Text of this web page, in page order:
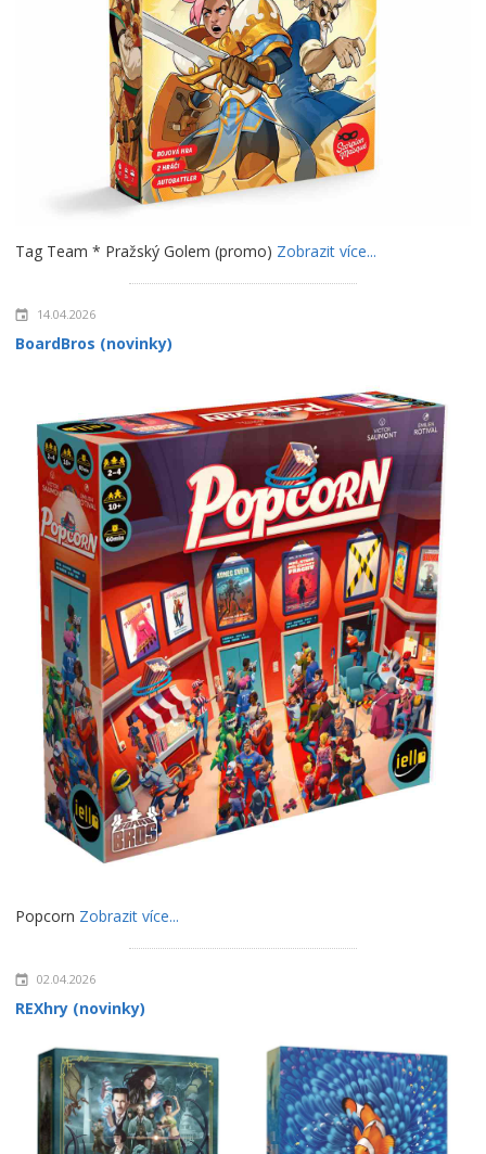
Tag Team * Pražský Golem (promo) Zobrazit více...
14.04.2026
BoardBros (novinky)
Popcorn Zobrazit více...
02.04.2026
REXhry (novinky)